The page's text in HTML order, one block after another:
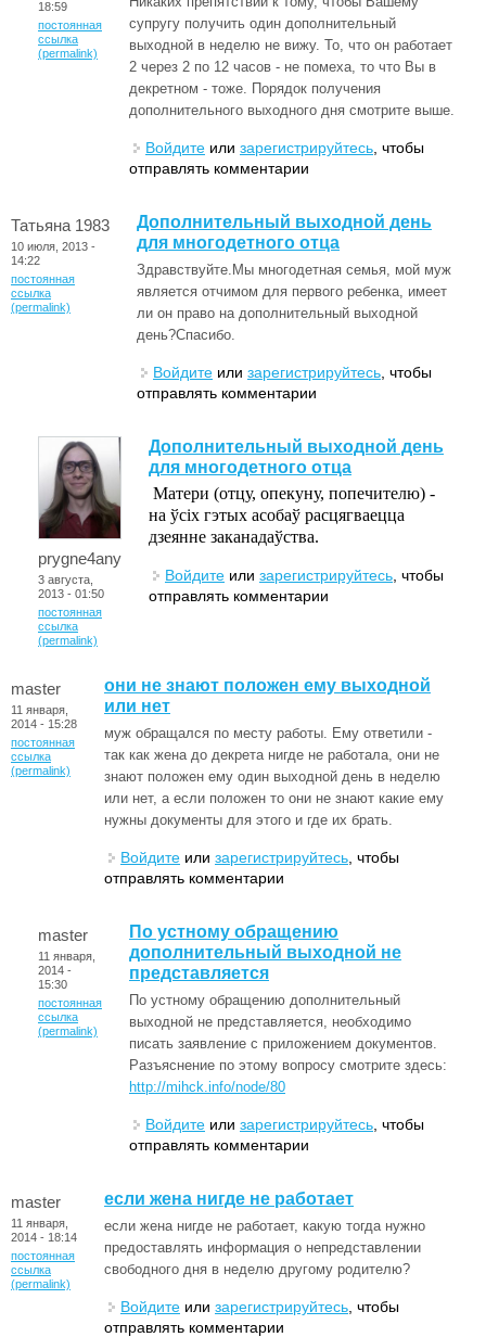
18:59
постоянная
ссылка
(permalink)
супругу получить один дополнительный
выходной в неделю не вижу. То, что он работает
2 через 2 по 12 часов - не помеха, то что Вы в
декретном - тоже. Порядок получения
дополнительного выходного дня смотрите выше.
Войдите или зарегистрируйтесь , чтобы
отправлять комментарии
Татьяна 1983
10 июля, 2013 -
14:22
постоянная
ссылка
(permalink)
Дополнительный выходной день
для многодетного отца
Здравствуйте.Мы многодетная семья, мой муж
является отчимом для первого ребенка, имеет
ли он право на дополнительный выходной
день?Спасибо.
Войдите или зарегистрируйтесь , чтобы
отправлять комментарии
prygne4any
3 августа,
2013 - 01:50
постоянная
ссылка
(permalink)
Дополнительный выходной день
для многодетного отца
Матери (отцу, опекуну, попечителю) -
на ўсіх гэтых асобаў расцягваецца
дзеянне заканадаўства.
Войдите или зарегистрируйтесь , чтобы
отправлять комментарии
master
11 января,
2014 - 15:28
постоянная
ссылка
(permalink)
они не знают положен ему выходной
или нет
муж обращался по месту работы. Ему ответили -
так как жена до декрета нигде не работала, они не
знают положен ему один выходной день в неделю
или нет, а если положен то они не знают какие ему
нужны документы для этого и где их брать.
Войдите или зарегистрируйтесь , чтобы
отправлять комментарии
master
11 января,
2014 -
15:30
постоянная
ссылка
(permalink)
По устному обращению
дополнительный выходной не
представляется
По устному обращению дополнительный
выходной не представляется, необходимо
писать заявление с приложением документов.
Разъяснение по этому вопросу смотрите здесь:
http://mihck.info/node/80
Войдите или зарегистрируйтесь , чтобы
отправлять комментарии
master
11 января,
2014 - 18:14
постоянная
ссылка
(permalink)
если жена нигде не работает
если жена нигде не работает, какую тогда нужно
предоставлять информация о непредставлении
свободного дня в неделю другому родителю?
Войдите или зарегистрируйтесь , чтобы
отправлять комментарии